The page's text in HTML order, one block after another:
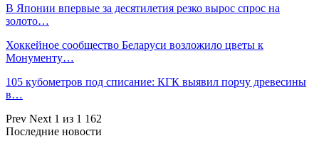
В Японии впервые за десятилетия резко вырос спрос на
золото…
Хоккейное сообщество Беларуси возложило цветы к
Монументу…
105 кубометров под списание: КГК выявил порчу древесины
в…
Prev Next 1 из 1 162
Последние новости